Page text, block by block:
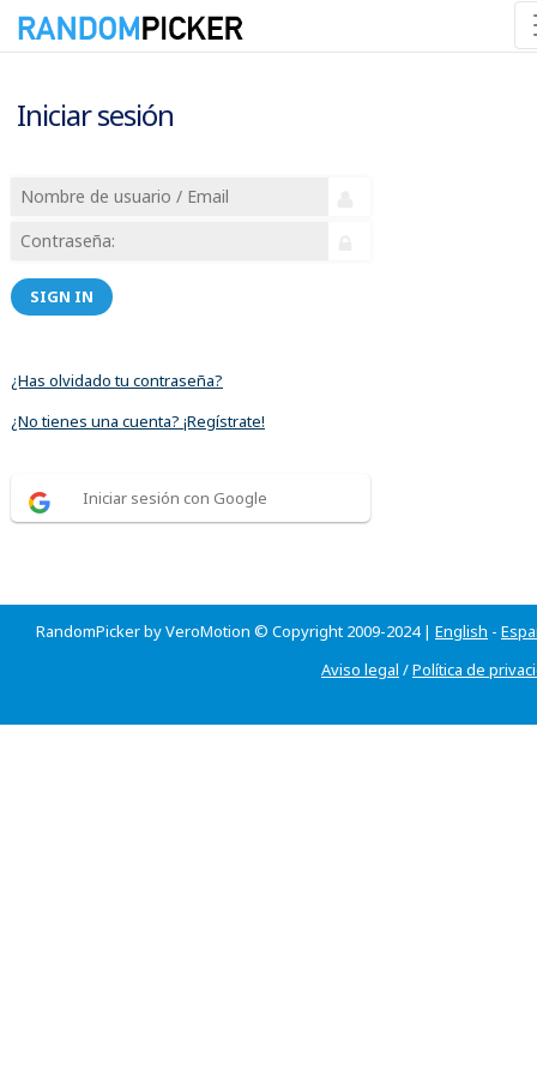
Iniciar sesión
SIGN IN
¿Has olvidado tu contraseña?
¿No tienes una cuenta? ¡Regístrate!
Iniciar sesión con Google
RandomPicker by VeroMotion © Copyright 2009-2024 | English -
Aviso legal /Política de